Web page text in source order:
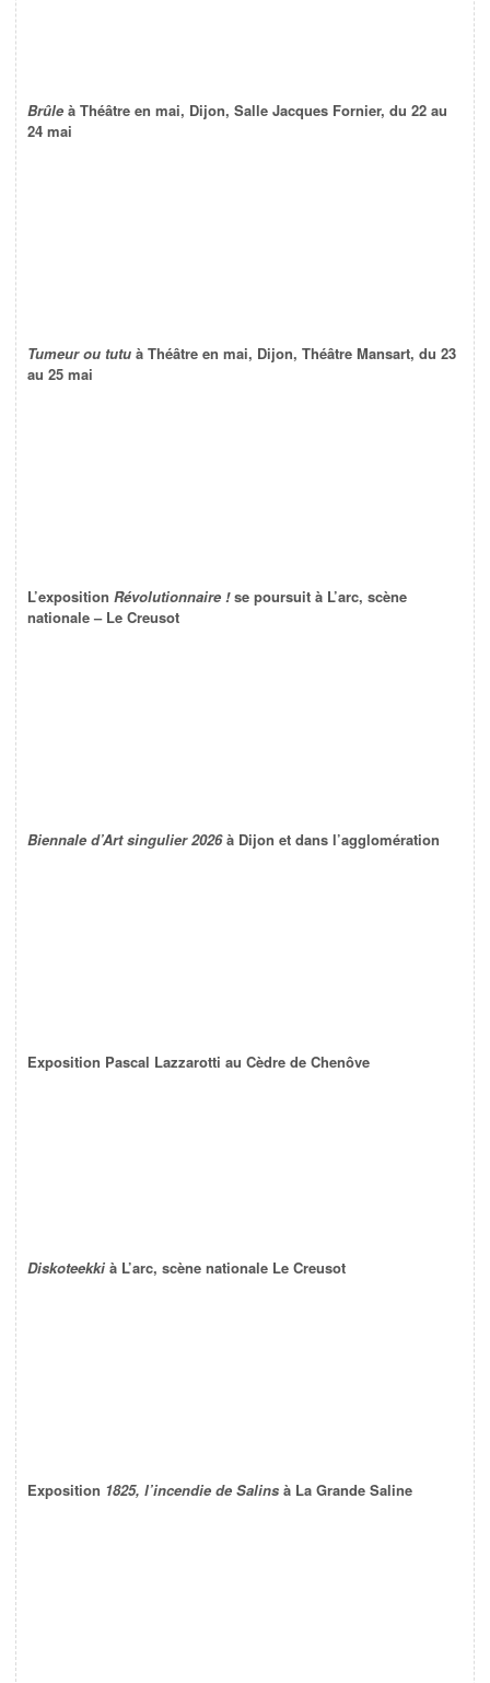
Brûle à Théâtre en mai, Dijon, Salle Jacques Fornier, du 22 au
24 mai
Tumeur ou tutu à Théâtre en mai, Dijon, Théâtre Mansart, du 23
au 25 mai
L’exposition Révolutionnaire !se poursuit à L’arc, scène
nationale – Le Creusot
Biennale d’Art singulier 2026à Dijon et dans l’agglomération
Exposition Pascal Lazzarotti au Cèdre de Chenôve
Diskoteekki à L’arc, scène nationale Le Creusot
Exposition 1825, l’incendie de Salins à La Grande Saline